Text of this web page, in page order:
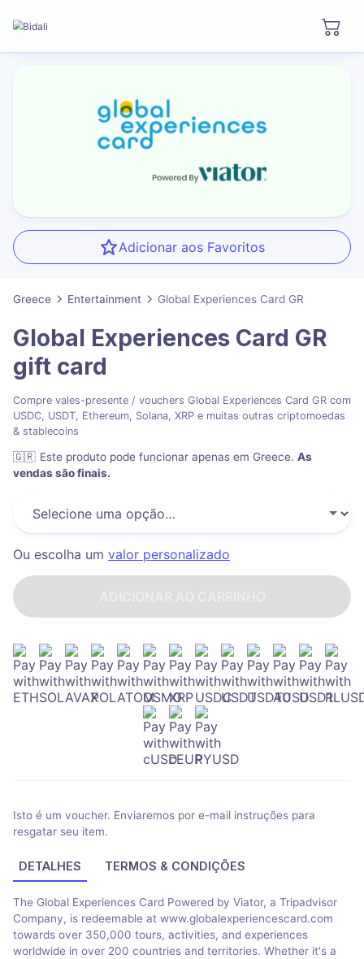
Adicionar aos Favoritos
Greece Entertainment Global Experiences Card GR
Global Experiences Card GR
gift card
Compre vales-presente / vouchers Global Experiences Card GR com
USDC, USDT, Ethereum, Solana, XRP e muitas outras criptomoedas
& stablecoins
🇬🇷 Este produto pode funcionar apenas em Greece. As
vendas são finais.
Ou escolha um valor personalizado
Isto é um voucher. Enviaremos por e-mail instruções para
resgatar seu item.
DETALHES TERMOS & CONDIÇÕES
The Global Experiences Card Powered by Viator, a Tripadvisor
Company, is redeemable at www.globalexperiencescard.com
towards over 350,000 tours, activities, and experiences
worldwide in over 200 countries and territories. Whether it's a